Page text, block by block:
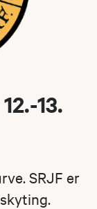
13.
SRJF er